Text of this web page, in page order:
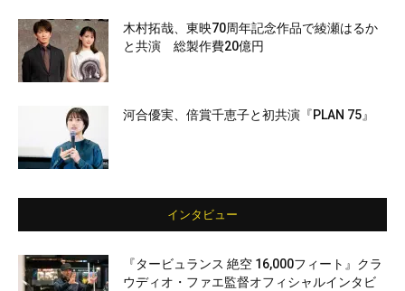
木村拓哉、東映70周年記念作品で綾瀬はるか
と共演 総製作費20億円
河合優実、倍賞千恵子と初共演『PLAN 75』
インタビュー
『タービュランス 絶空 16,000フィート』クラ
ウディオ・ファエ監督オフィシャルインタビ